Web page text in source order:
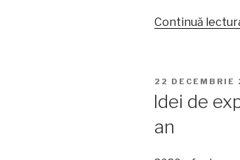
Continuă
PUBLICAT
22 DECEMBRIE
Idei de
an